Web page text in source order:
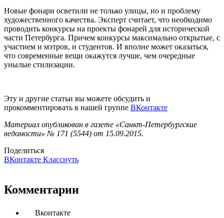
Новые фонари осветили не только улицы, но и проблему
художественного качества. Эксперт считает, что необходимо
проводить конкурсы на проекты фонарей для исторической
части Петербурга. Причем конкурсы максимально открытые, с
участием и мэтров, и студентов. И вполне может оказаться,
что современные вещи окажутся лучше, чем очередные
унылые стилизации.
Эту и другие статьи вы можете обсудить и
прокомментировать в нашей группе ВКонтакте
Материал опубликован в газете «Санкт-Петербургские
ведомости» № 171 (5544) от 15.09.2015.
Поделиться
ВКонтакте Класснуть
Комментарии
Вконтакте